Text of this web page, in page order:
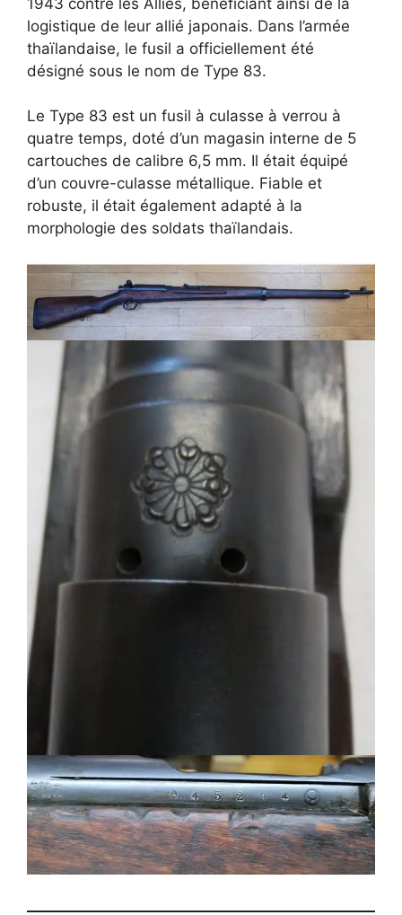
logistique de leur allié japonais. Dans l’armée
thaïlandaise, le fusil a officiellement été
désigné sous le nom de Type 83.
Le Type 83 est un fusil à culasse à verrou à
quatre temps, doté d’un magasin interne de 5
cartouches de calibre 6,5 mm. Il était équipé
d’un couvre-culasse métallique. Fiable et
robuste, il était également adapté à la
morphologie des soldats thaïlandais.